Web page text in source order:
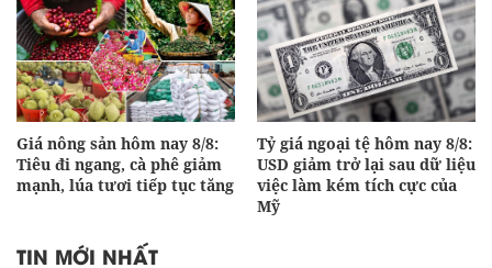
Giá nông sản hôm nay 8/8:
Tiêu đi ngang, cà phê giảm
mạnh, lúa tươi tiếp tục tăng
Tỷ giá ngoại tệ hôm nay 8/8:
USD giảm trở lại sau dữ liệu
việc làm kém tích cực của
Mỹ
TIN MỚI NHẤT